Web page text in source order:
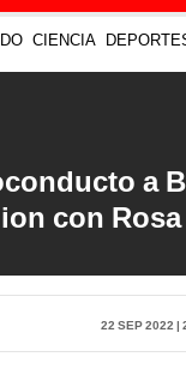
CIENCIA
a
con
22 Sep 2022 |